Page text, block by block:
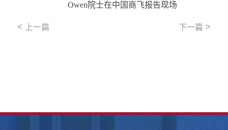
Owen院士在中国商飞报告现场
< 上一篇 下一篇 >